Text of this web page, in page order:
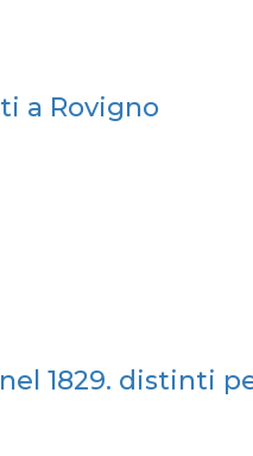
a Rovigno
1829. distinti